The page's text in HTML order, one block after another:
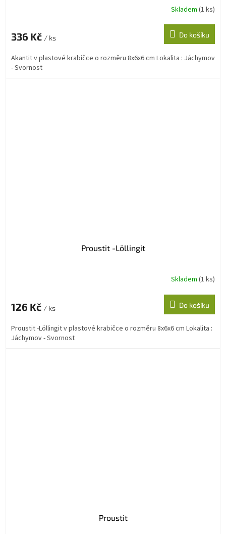
Skladem (1 ks)
336 Kč / ks Do košíku
Akantit v plastové krabičce o rozměru 8x6x6 cm Lokalita : Jáchymov
- Svornost
Proustit -Löllingit
Skladem (1 ks)
126 Kč / ks Do košíku
Proustit -Löllingit v plastové krabičce o rozměru 8x6x6 cm Lokalita :
Jáchymov - Svornost
Proustit